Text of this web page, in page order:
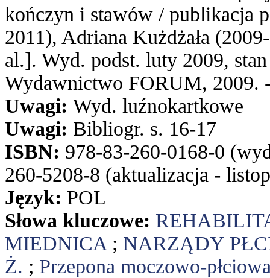
kończyn i stawów / publikacja
2011), Adriana Kużdżała
al.]. Wyd. podst. luty 2009,
Wydawnictwo FORUM, 2009.
Uwagi: Wyd. luźnokartkowe
Uwagi: Bibliogr. s. 16-17
ISBN: 978-83-260-0168-0
260-5208-8 (aktualizacja -
Język: POL
Słowa kluczowe:
MIEDNICA ; NARZĄDY
Ż. ; Przepona moczowo-